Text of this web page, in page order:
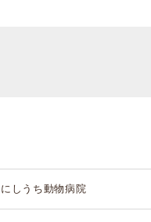
にしうち動物病院